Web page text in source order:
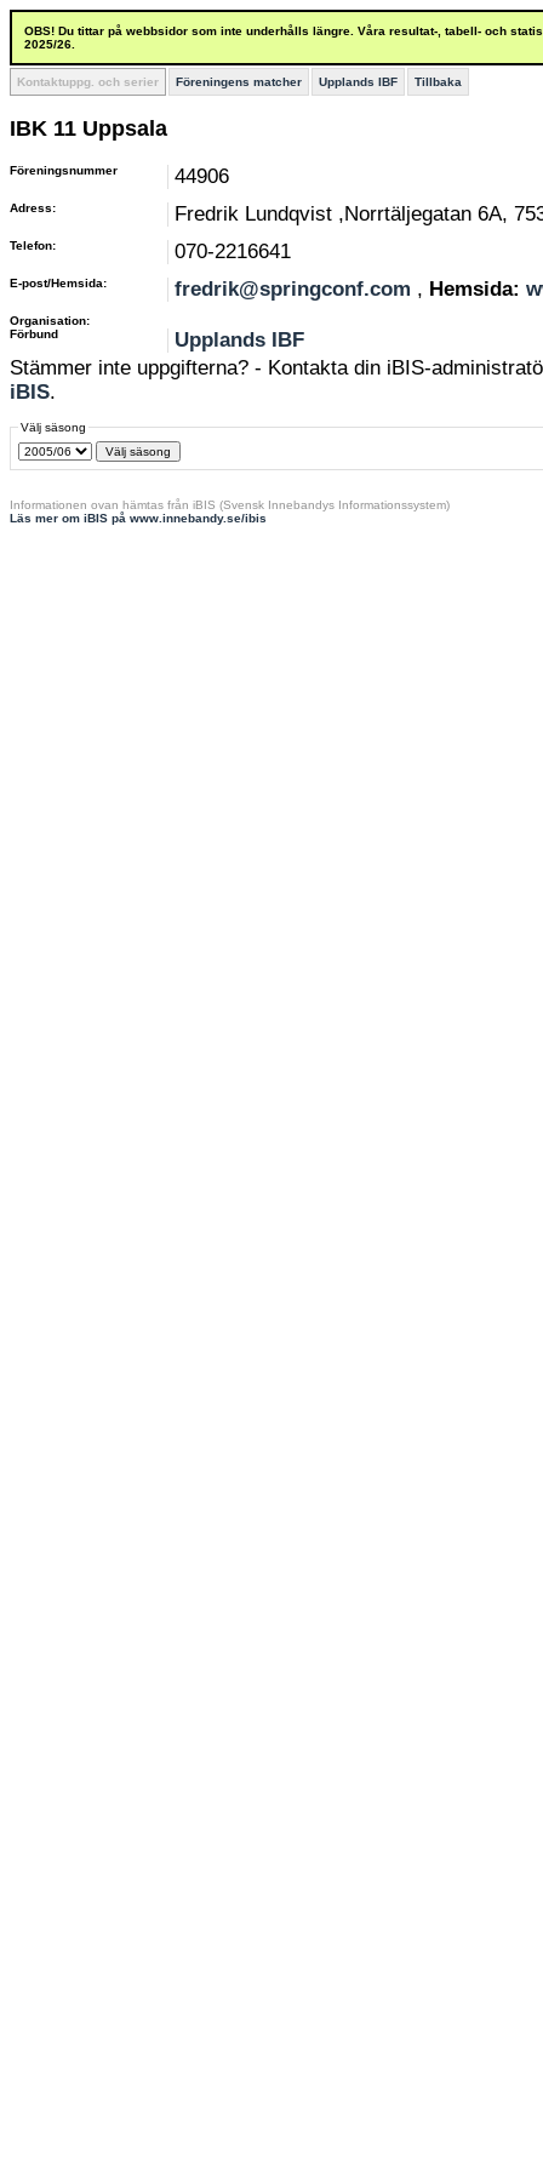
OBS! Du tittar på webbsidor som inte underhålls längre. Våra resultat-, tabell- och
2025/26.
Kontaktuppg. och serier Föreningens matcher Upplands IBF Tillbaka
IBK 11 Uppsala
Föreningsnummer 44906
Adress: Fredrik Lundqvist ,Norrtäljegatan 6A,
Telefon: 070-2216641
E-post/Hemsida: fredrik@springconf.com , Hemsida:
Organisation:
Förbund
Upplands IBF
Stämmer inte uppgifterna? - Kontakta din iBIS-
iBIS.
Välj säsong
Informationen ovan hämtas från iBIS (Svensk Innebandys Informationssystem)
Läs mer om iBIS på www.innebandy.se/ibis